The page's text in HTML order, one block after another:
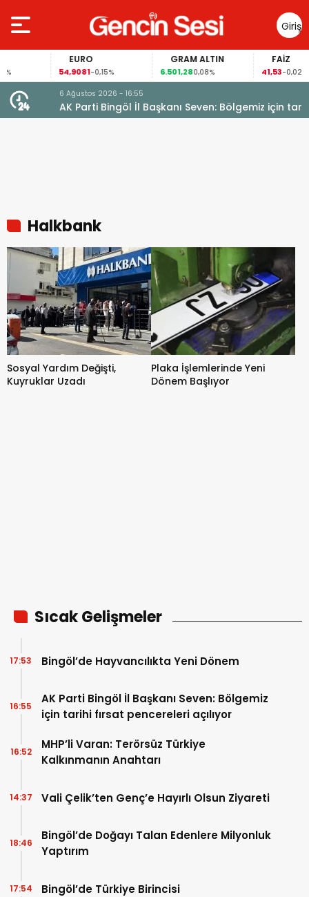
Giriş
Yap
EURO
54,9081-0,15%
GRAM ALTIN
6.501,280,08%
FAİZ
41,53-0,02%
6 Ağustos 2026 - 16:55
AK Parti Bingöl İl Başkanı Seven: Bölgemiz için tarihi
fırsat pencereleri açılıyor
Halkbank
Sosyal Yardım Değişti,
Kuyruklar Uzadı
Plaka İşlemlerinde Yeni
Dönem Başlıyor
Sıcak Gelişmeler
Bingöl’de Hayvancılıkta Yeni Dönem
17:53
AK Parti Bingöl İl Başkanı Seven: Bölgemiz
için tarihi fırsat pencereleri açılıyor
16:55
MHP’li Varan: Terörsüz Türkiye
Kalkınmanın Anahtarı
16:52
Vali Çelik’ten Genç’e Hayırlı Olsun Ziyareti
14:37
Bingöl’de Doğayı Talan Edenlere Milyonluk
Yaptırım
18:46
Bingöl’de Türkiye Birincisi
17:54